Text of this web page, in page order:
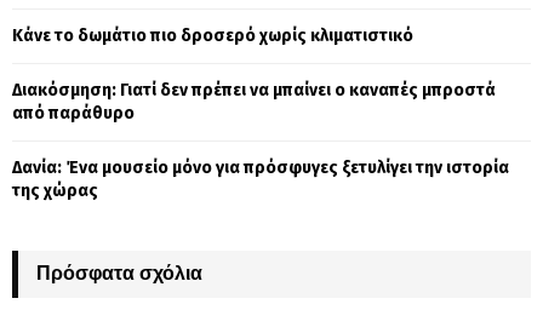
Κάνε το δωμάτιο πιο δροσερό χωρίς κλιματιστικό
Διακόσμηση: Γιατί δεν πρέπει να μπαίνει ο καναπές μπροστά
από παράθυρο
Δανία: Ένα μουσείο μόνο για πρόσφυγες ξετυλίγει την ιστορία
της χώρας
Πρόσφατα σχόλια